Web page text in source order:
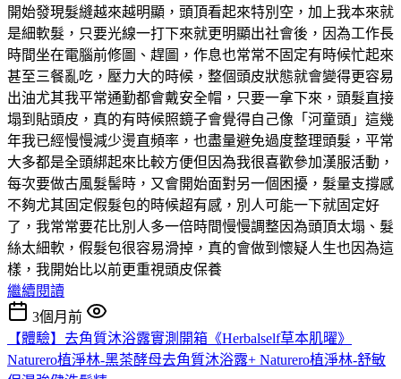
開始發現髮縫越來越明顯，頭頂看起來特別空，加上我本來就
是細軟髮，只要光線一打下來就更明顯出社會後，因為工作長
時間坐在電腦前修圖、趕圖，作息也常常不固定有時候忙起來
甚至三餐亂吃，壓力大的時候，整個頭皮狀態就會變得更容易
出油尤其我平常通勤都會戴安全帽，只要一拿下來，頭髮直接
塌到貼頭皮，真的有時候照鏡子會覺得自己像「河童頭」這幾
年我已經慢慢減少燙直頻率，也盡量避免過度整理頭髮，平常
大多都是全頭綁起來比較方便但因為我很喜歡參加漢服活動，
每次要做古風髮髻時，又會開始面對另一個困擾，髮量支撐感
不夠尤其固定假髮包的時候超有感，別人可能一下就固定好
了，我常常要花比別人多一倍時間慢慢調整因為頭頂太塌、髮
絲太細軟，假髮包很容易滑掉，真的會做到懷疑人生也因為這
樣，我開始比以前更重視頭皮保養
繼續閱讀
3個月前
【體驗】去角質沐浴露實測開箱《Herbalself草本肌曜》
Naturero植淨林-黑茶酵母去角質沐浴露+ Naturero植淨林-舒敏